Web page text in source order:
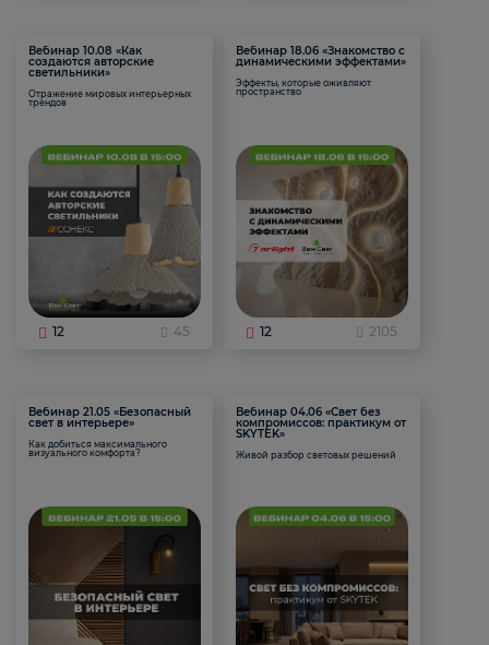
Вебинар 10.08 «Как
создаются авторские
светильники»
Отражение мировых интерьерных
трендов
12 45
Вебинар 18.06 «Знакомство с
динамическими эффектами»
Эффекты, которые оживляют
пространство
12 2105
Вебинар 21.05 «Безопасный
свет в интерьере»
Как добиться максимального
визуального комфорта?
Вебинар 04.06 «Свет без
компромиссов: практикум от
SKYTEK»
Живой разбор световых решений